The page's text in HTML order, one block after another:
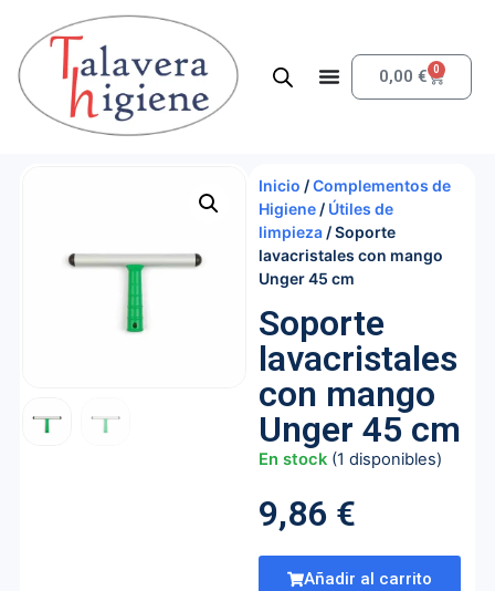
0,00€ 0
Inicio /Complementos de
Higiene / Útiles de
limpieza / Soporte
lavacristales con mango
Unger 45 cm
Soporte
lavacristales
con mango
Unger 45 cm
En stock (1 disponibles)
9,86 €
Añadir al carrito